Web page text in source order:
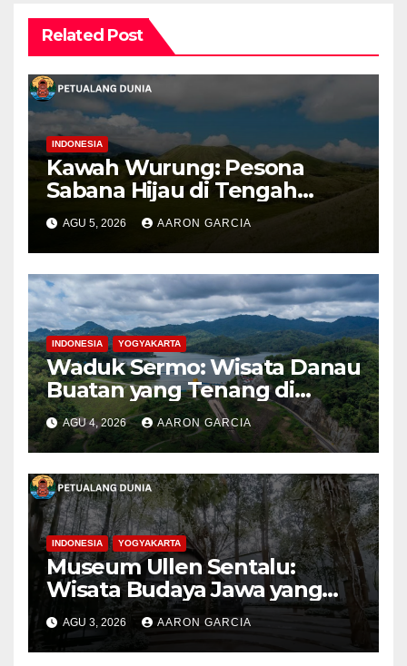
Related Post
INDONESIA
Kawah Wurung: Pesona
Sabana Hijau di Tengah
Pegunungan Bondowoso
AGU 5, 2026 AARON GARCIA
INDONESIA YOGYAKARTA
Waduk Sermo: Wisata Danau
Buatan yang Tenang di
Perbukitan Menoreh Kulon
Progo
AGU 4, 2026 AARON GARCIA
INDONESIA YOGYAKARTA
Museum Ullen Sentalu:
Wisata Budaya Jawa yang
Elegan di Lereng Kaliurang
AGU 3, 2026 AARON GARCIA